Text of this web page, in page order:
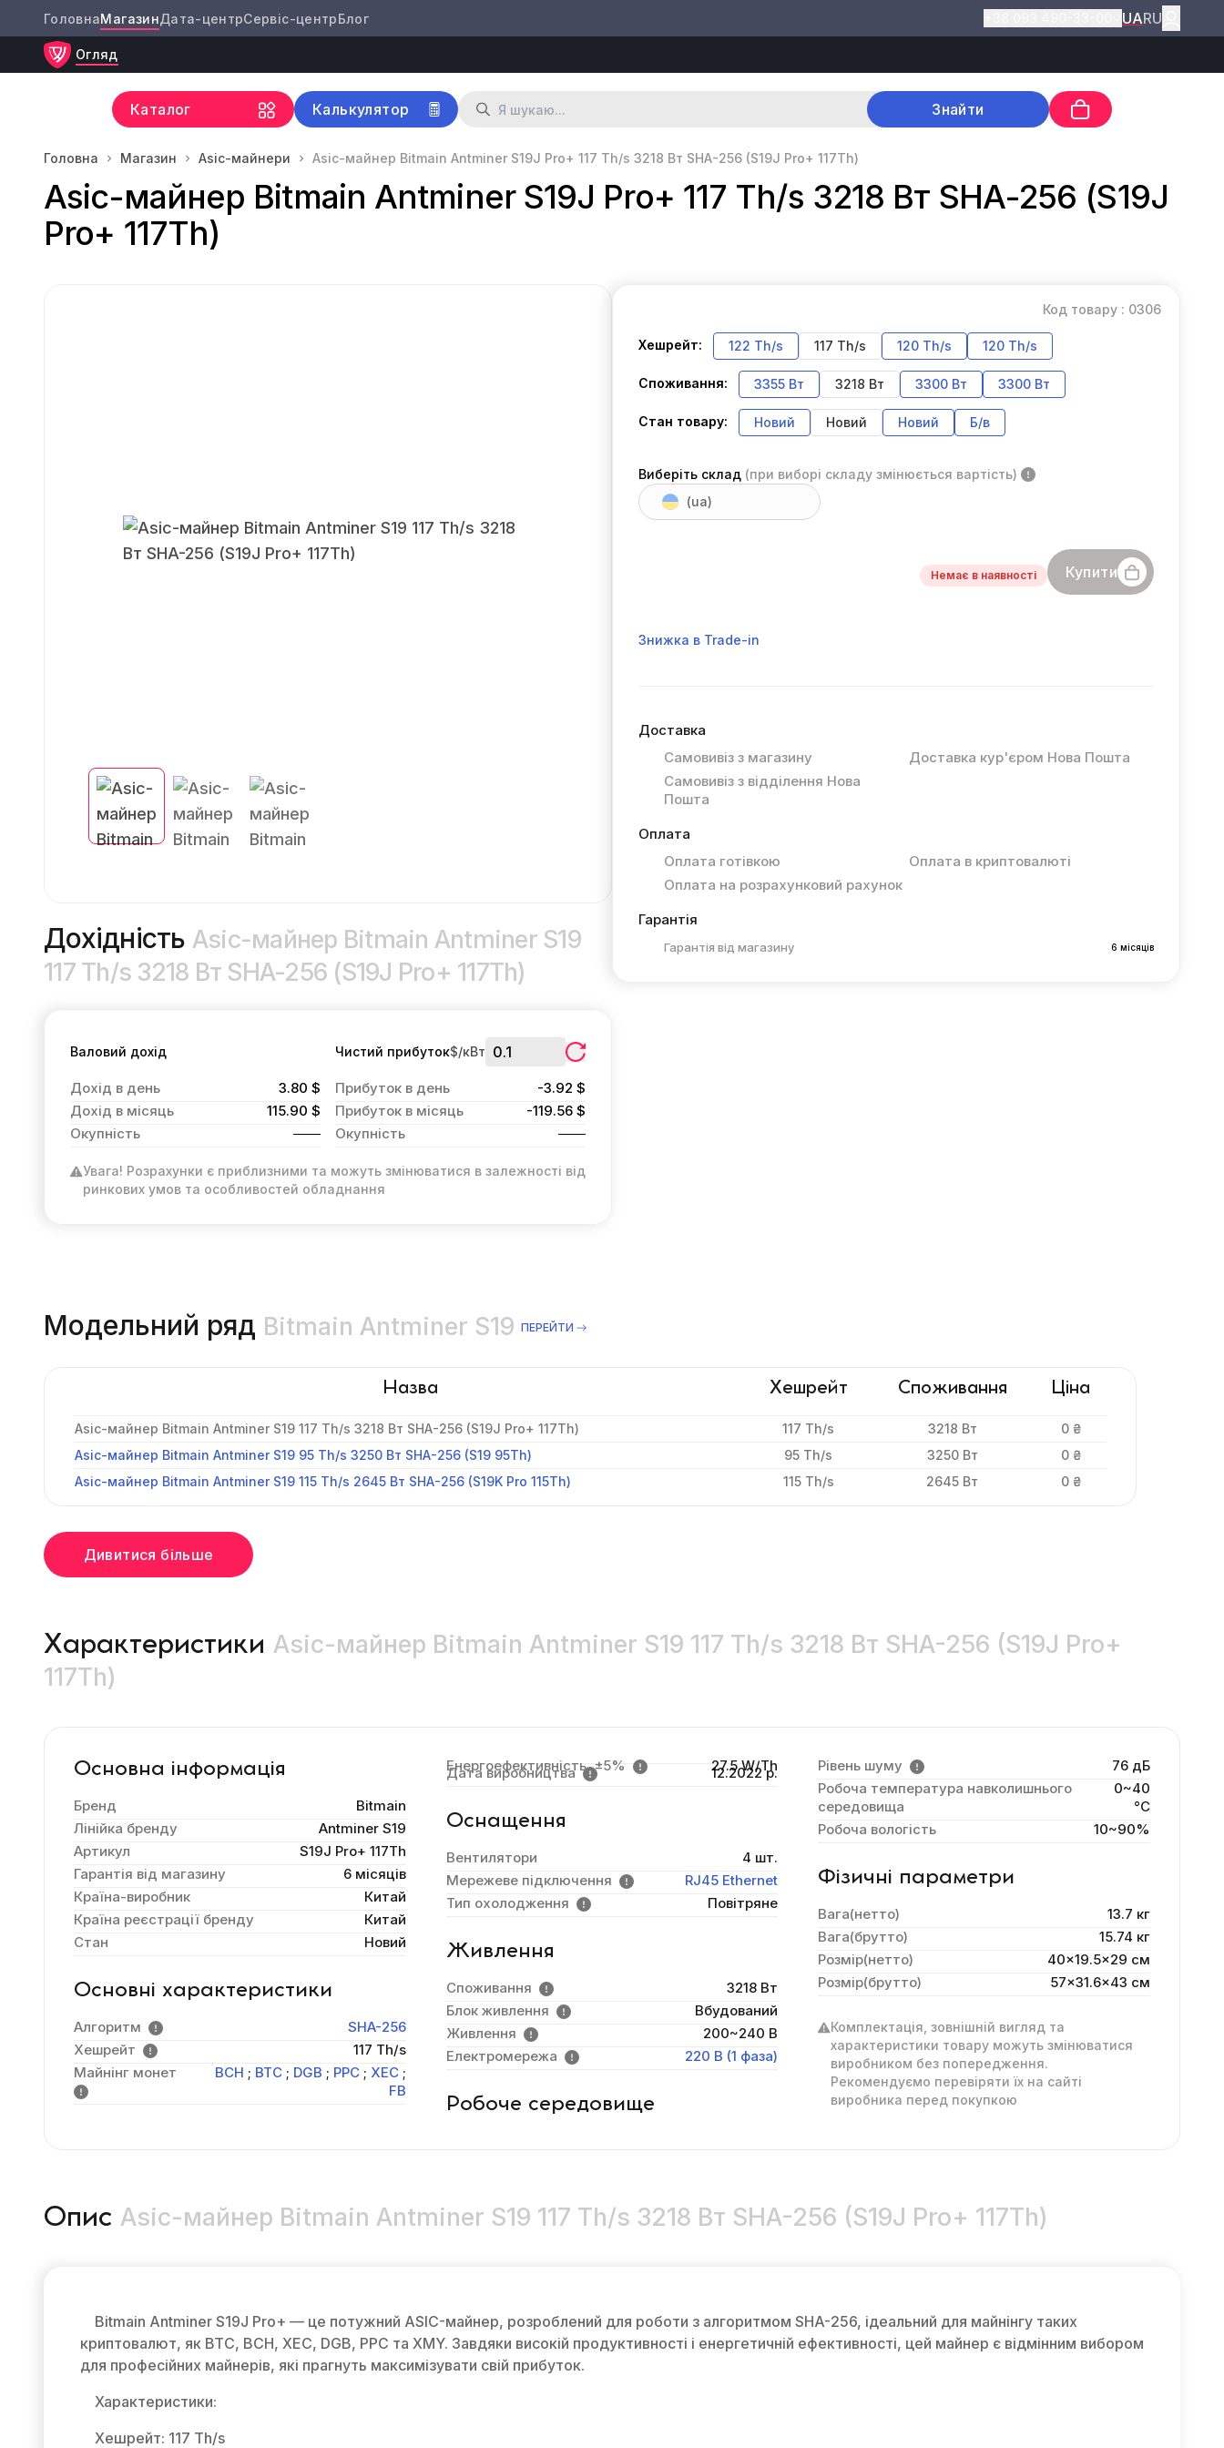
ГоловнаМагазинДата-центрСервіс-центрБлог UARU
Огляд
Каталог Калькулятор Знайти
Головна Магазин Asic-майнери Asic-майнер Bitmain Antminer S19J Pro+ 117 Th/s 3218 Вт SHA-256 (S19J Pro+ 117Th)
Asic-майнер Bitmain Antminer S19J Pro+ 117 Th/s 3218 Вт SHA-256 (S19J
Pro+ 117Th)
Дохідність Asic-майнер Bitmain Antminer S19
117 Th/s 3218 Вт SHA-256 (S19J Pro+ 117Th)
Валовий дохід
Дохід в день
3.80 $
Дохід в місяць
115.90 $
Окупність
Чистий прибуток$/кВт
Прибуток в день
-3.92 $
Прибуток в місяць
-119.56 $
Окупність
Увага! Розрахунки є приблизними та можуть змінюватися в залежності від
ринкових умов та особливостей обладнання
Код товару : 0306
Хешрейт: 122 Th/s 117 Th/s 120 Th/s 120 Th/s
Споживання: 3355 Вт 3218 Вт 3300 Вт 3300 Вт
Стан товару: Новий Новий Новий Б/в
Виберіть склад (при виборі складу змінюється вартість)
(ua)
Знижка в Trade-in
Немає в наявності Купити
Доставка
Самовивіз з магазину
Доставка кур'єром Нова Пошта
Самовивіз з відділення Нова
Пошта
Оплата
Оплата готівкою
Оплата в криптовалюті
Оплата на розрахунковий рахунок
Гарантія
Гарантія від магазину 6 місяців
Модельний ряд Bitmain Antminer S19 ПЕРЕЙТИ
Назва Хешрейт Споживання Ціна
Asic-майнер Bitmain Antminer S19 117 Th/s 3218 Вт SHA-256 (S19J Pro+ 117Th) 117 Th/s 3218 Вт
0 ₴
Asic-майнер Bitmain Antminer S19 95 Th/s 3250 Вт SHA-256 (S19 95Th)
95 Th/s 3250 Вт
0 ₴
Asic-майнер Bitmain Antminer S19 115 Th/s 2645 Вт SHA-256 (S19K Pro 115Th)
115 Th/s 2645 Вт 0 ₴
Дивитися більше
Характеристики Asic-майнер Bitmain Antminer S19 117 Th/s 3218 Вт SHA-256 (S19J Pro+
117Th)
Основна інформація
Бренд
Bitmain
Лінійка бренду
Antminer S19
Артикул
S19J Pro+ 117Th
Гарантія від магазину
6 місяців
Країна-виробник
Китай
Країна реєстрації бренду
Китай
Стан
Новий
Основні характеристики
Алгоритм
SHA-256
Хешрейт
117 Th/s
Майнінг монет
BCH ; BTC ; DGB ; PPC ; XEC ;
FB
Енергоефективність, ±5% 27.5 W/Th
Дата виробництва 12.2022 р.
Оснащення
Вентилятори
4 шт.
Мережеве підключення
RJ45 Ethernet
Тип охолодження
Повітряне
Живлення
Споживання
3218 Вт
Блок живлення
Вбудований
Живлення
200~240 В
Електромережа
220 В (1 фаза)
Робоче середовище
Рівень шуму
76 дБ
Робоча температура навколишнього
середовища
0~40
°C
Робоча вологість
10~90%
Фізичні параметри
Вага(нетто)
13.7 кг
Вага(брутто)
15.74 кг
Розмір(нетто)
40x19.5x29 cм
Розмір(брутто)
57x31.6x43 см
Комплектація, зовнішній вигляд та
характеристики товару можуть змінюватися
виробником без попередження.
Рекомендуємо перевіряти їх на сайті
виробника перед покупкою
Опис Asic-майнер Bitmain Antminer S19 117 Th/s 3218 Вт SHA-256 (S19J Pro+ 117Th)
Bitmain Antminer S19J Pro+ — це потужний ASIC-майнер, розроблений для роботи з алгоритмом SHA-256, ідеальний для майнінгу таких
криптовалют, як BTC, BCH, XEC, DGB, PPC та XMY. Завдяки високій продуктивності і енергетичній ефективності, цей майнер є відмінним вибором
для професійних майнерів, які прагнуть максимізувати свій прибуток.
Характеристики:
Хешрейт: 117 Th/s